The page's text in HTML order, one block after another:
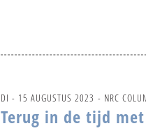
DI - 15 AUGUSTUS 2023 - NRC
Terug in de tijd